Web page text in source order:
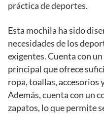
práctica de deportes.
Esta mochila ha sido
necesidades de los
exigentes. Cuenta con
principal que ofrece
ropa, toallas, accesorios
Además, cuenta con un
zapatos, lo que permite